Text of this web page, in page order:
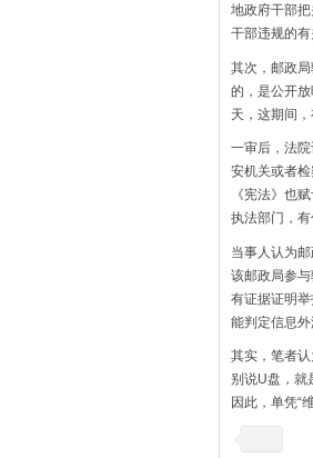
地政府干部
干部违规的
其次，邮政
的，是公开
天，这期间
一审后，法
安机关或者
《宪法》也
执法部门，有
当事人认为
该邮政局参
有证据证明
能判定信息
其实，笔者认
别说U盘，就
因此，单凭“